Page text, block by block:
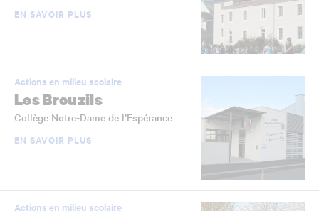
EN SAVOIR PLUS
Actions en milieu scolaire
Les Brouzils
Collège Notre-Dame de l’Espérance
EN SAVOIR PLUS
Actions en milieu scolaire